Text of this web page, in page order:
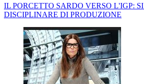
IL PORCETTO SARDO VERSO L'IGP:
DISCIPLINARE DI PRODUZIONE